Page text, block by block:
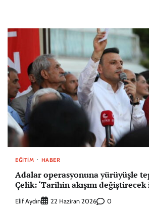
EĞITIM HABER
Adalar operasyonuna yürüyüşle
Çelik: ‘Tarihin akışını değiştirecek
Elif Aydın 22 Haziran 2026 0